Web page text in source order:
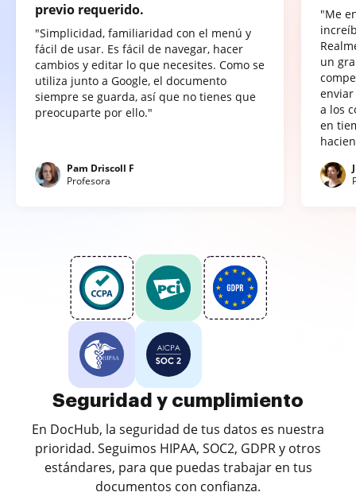
previo requerido.
"Simplicidad, familiaridad con el menú y
fácil de usar. Es fácil de navegar, hacer
cambios y editar lo que necesites. Como se
utiliza junto a Google, el documento
siempre se guarda, así que no tienes que
preocuparte por ello."
Pam Driscoll F
Profesora
"Me
un
a los
en
Seguridad y cumplimiento
En DocHub, la seguridad de tus datos es nuestra
prioridad. Seguimos HIPAA, SOC2, GDPR y otros
estándares, para que puedas trabajar en tus
documentos con confianza.